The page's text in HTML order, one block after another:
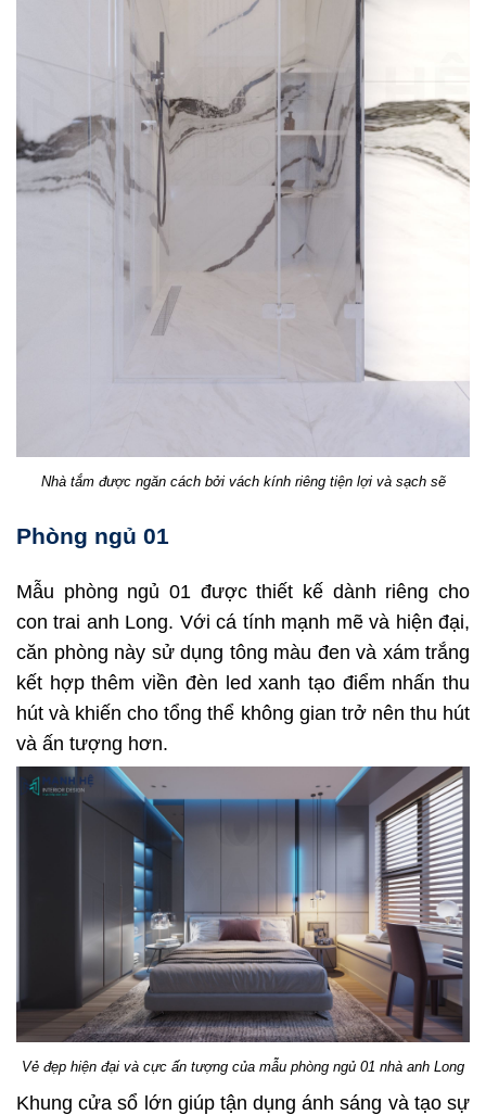
Nhà tắm được ngăn cách bởi vách kính riêng tiện lợi và sạch sẽ
Phòng ngủ 01
Mẫu phòng ngủ 01 được thiết kế dành riêng cho
con trai anh Long. Với cá tính mạnh mẽ và hiện đại,
căn phòng này sử dụng tông màu đen và xám trắng
kết hợp thêm viền đèn led xanh tạo điểm nhấn thu
hút và khiến cho tổng thể không gian trở nên thu hút
và ấn tượng hơn.
Vẻ đẹp hiện đại và cực ấn tượng của mẫu phòng ngủ 01 nhà anh Long
Khung cửa sổ lớn giúp tận dụng ánh sáng và tạo sự